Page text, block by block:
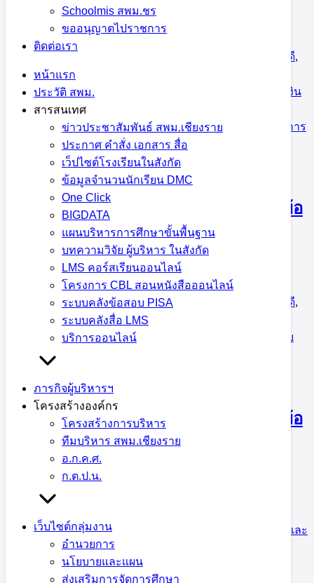
Schoolmis สพม.ชร
ขออนุญาตไปราชการ
ติดต่อเรา
หน้าแรก
ประวัติ สพม.
สารสนเทศ
ข่าวประชาสัมพันธ์ สพม.เชียงราย
ประกาศ คำสั่ง เอกสาร สื่อ
เว็ปไซต์โรงเรียนในสังกัด
ข้อมูลจำนวนนักเรียน DMC
One Click
BIGDATA
แผนบริหารการศึกษาขั้นพื้นฐาน
บทความวิจัย ผู้บริหาร ในสังกัด
LMS คอร์สเรียนออนไลน์
โครงการ CBL สอนหนังสือออนไลน์
ระบบคลังข้อสอบ PISA
ระบบคลังสื่อ LMS
บริการออนไลน์
ภารกิจผู้บริหารฯ
โครงสร้างองค์กร
โครงสร้างการบริหาร
ทีมบริหาร สพม.เชียงราย
อ.ก.ค.ศ.
ก.ต.ป.น.
เว็บไซต์กลุ่มงาน
อำนวยการ
นโยบายและแผน
ส่งเสริมการจัดการศึกษา
750 ปี เมืองเชียงราย
กฎหมายและคดี,
กลุ่มอำนวยการ
ติดตามและประเมินผลฯ
บริหารงานการเงิน
และสินทรัพย์,บริหารงานบุคคล
ภารกิจผู้บริหารเขตพื้นที่,ส่งเสริมการจัดการศึกษา
ส่งเสริมการ
ศึกษาทางไกลฯ,หน่วยตรวจสอบภายใน
สพม.เชียงราย ร่วมกิจกรรมพบปะหารือข้อ
ราชการ สภากาแฟ ครั้งที่ 10 ประจำ
ปีงบประมาณ 2566
28 มิถุนายน 202328 มิถุนายน 2023 กฎหมายและคดี,
กลุ่มอำนวยการ,ข่าวประชาสัมพันธ์ สพม.เชียงราย
งานการเงินและสินทรัพย์,บริหารงานบุคคล
หน่วยตรวจสอบ
สพม.เชียงราย ร่วมกิจกรรมพบปะหารือข้อ
ราชการ สภากาแฟ ครั้งที่ 8 ประจำ
ปีงบประมาณ 2566
การ, ข่าวประชาสัมพันธ์ สพม.เชียงราย
บริหารงานการเงินและ